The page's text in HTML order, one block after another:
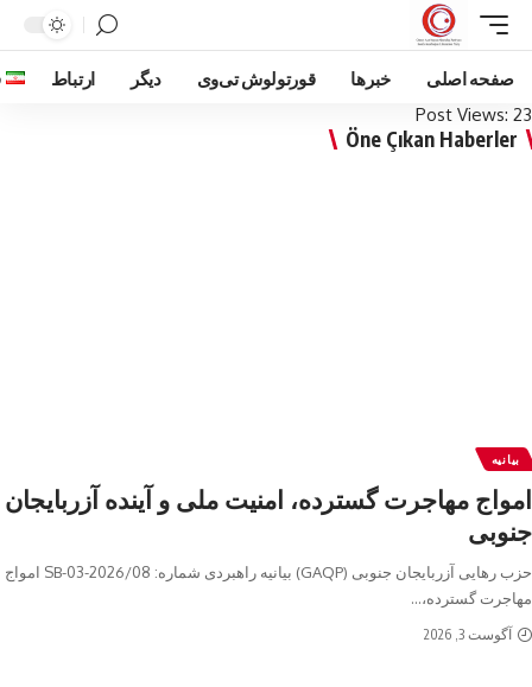
صفحه اصلی خبرها قورتولوش تی‌وی دیگر ارتباط
Post Views: 23
Öne Çıkan Haberler
بیانیه
امواج‌ مهاجرت گسترده، امنیت ملی و آینده آزربایجان
جنوبی
حزب رهایی آزربایجان جنوبی (GAQP) بیانیه راهبردی شماره: 2026/08-03-SB امواج‌
مهاجرت گسترده،…
آگوست 3, 2026